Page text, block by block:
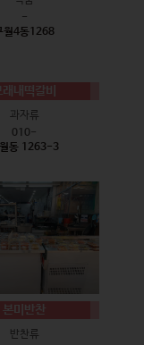
-
월4동1268
래내떡갈비
과자류
010-
동 1263-3
본미반찬
반찬류